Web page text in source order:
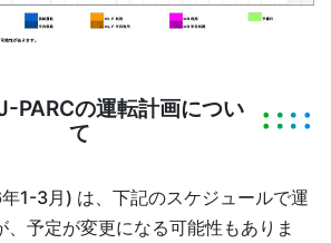
PARCの運転計画につい
て
1-3月) は、下記のスケジュールで運
予定が変更になる可能性もありま